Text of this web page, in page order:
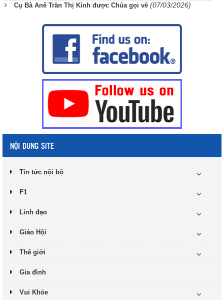
Cụ Bà Anê Trần Thị Kính được Chúa gọi về (07/03/2026)
NỘI DUNG SITE
Tin tức nội bộ
F1
Linh đạo
Giáo Hội
Thế giới
Gia đình
Vui Khỏe